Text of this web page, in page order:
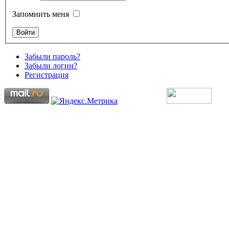
Запомнить меня
Забыли пароль?
Забыли логин?
Регистрация